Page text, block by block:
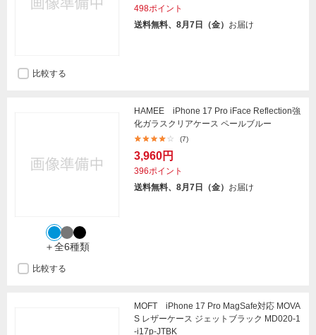
498ポイント
送料無料、8月7日（金） お届け
比較する
＋全6種類
HAMEE iPhone 17 Pro iFace Reflection強
化ガラスクリアケース ペールブルー
(7)
3,960円
396ポイント
送料無料、8月7日（金） お届け
比較する
MOFT iPhone 17 Pro MagSafe対応 MOVA
S レザーケース ジェットブラック MD020-1
-i17p-JTBK